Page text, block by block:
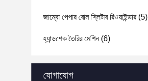
জাম্বো পেপার রোল স্লিটার রিওয়াইন্ডার(5)
হ্যান্ডশেক তৈরির মেশিন(6)
যোগাযোগ